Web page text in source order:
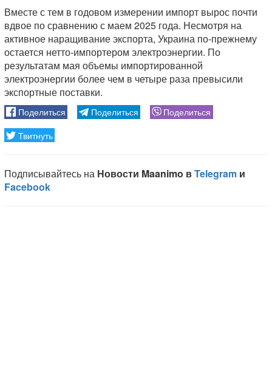
Вместе с тем в годовом измерении импорт вырос почти
вдвое по сравнению с маем 2025 года. Несмотря на
активное наращивание экспорта, Украина по-прежнему
остается нетто-импортером электроэнергии. По
результатам мая объемы импортированной
электроэнергии более чем в четыре раза превысили
экспортные поставки.